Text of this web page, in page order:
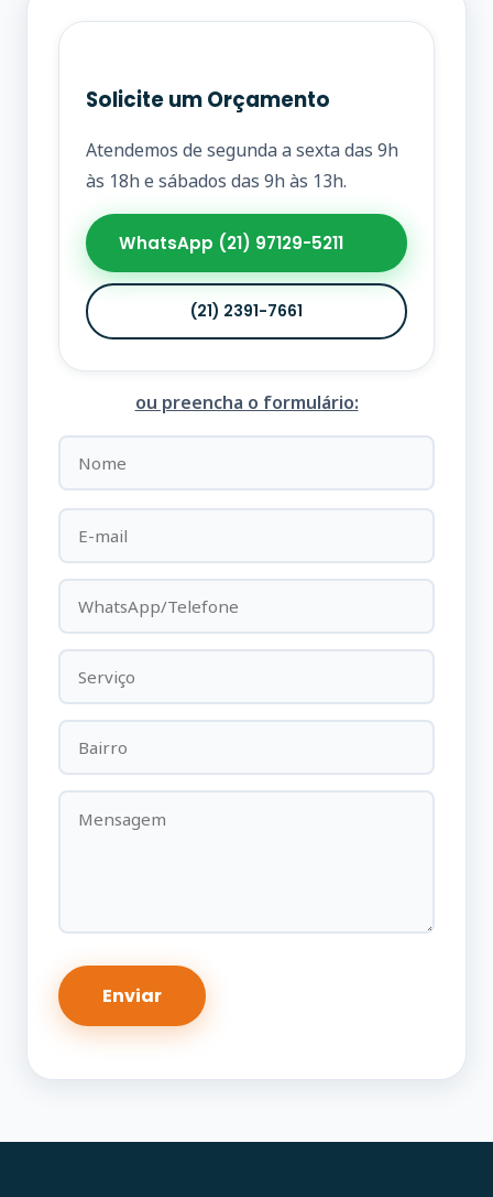
Solicite um Orçamento
Atendemos de segunda a sexta das 9h
às 18h e sábados das 9h às 13h.
WhatsApp (21) 97129-5211
(21) 2391-7661
ou preencha o formulário: